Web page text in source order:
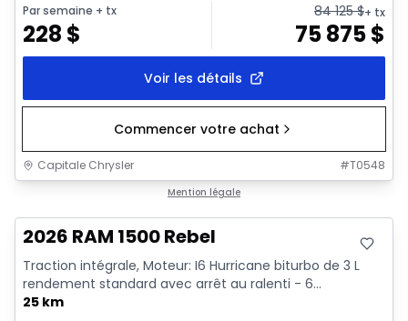
Par semaine + tx
228 $
84 125$+ tx
75 875$
Voir les détails
Commencer votre achat
Capitale Chrysler #T0548
Mention légale
2026 RAM 1500 Rebel
Traction intégrale, Moteur: I6 Hurricane biturbo de 3 L
rendement standard avec arrêt au ralenti - 6...
25 km